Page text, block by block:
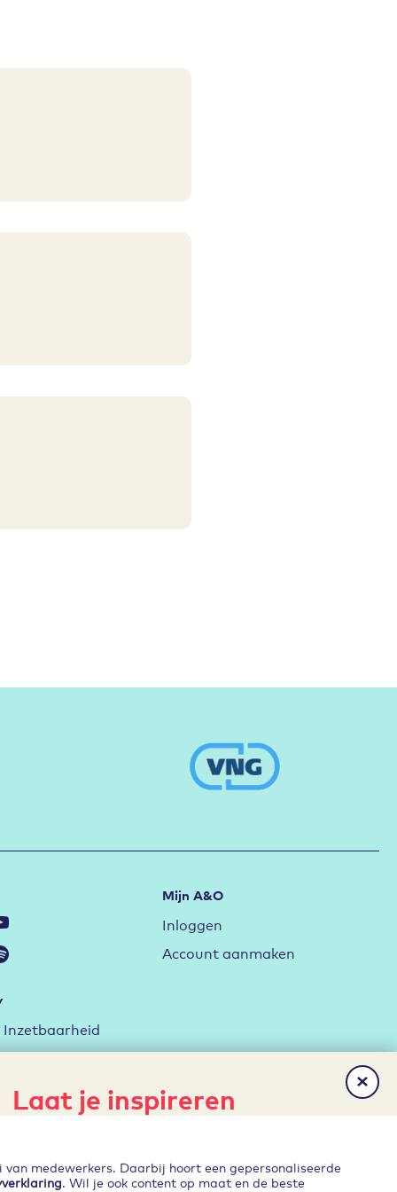
medewerkers. Daarbij hoort een gepersonaliseerde
. Wil je ook content op maat en de beste
Laat je inspireren
in je inbox?
met de RI&E
Mijn A&O
Inloggen
Account aanmaken